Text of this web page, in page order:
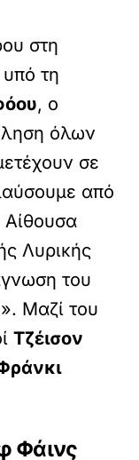
στη
υπό τη
, ο
όλων
σε
από
Αίθουσα
Λυρικής
του
Μαζί του
Τζέισον
Φάινς